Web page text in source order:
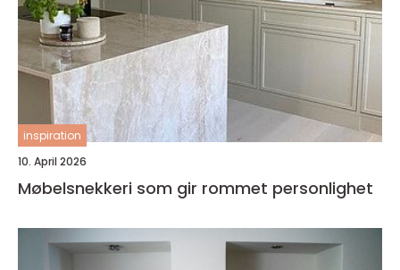
inspiration
10. April 2026
Møbelsnekkeri som gir rommet personlighet